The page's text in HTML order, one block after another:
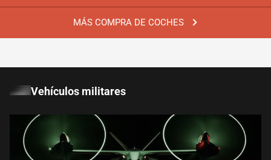
MÁS COMPRA DE COCHES
Vehículos militares